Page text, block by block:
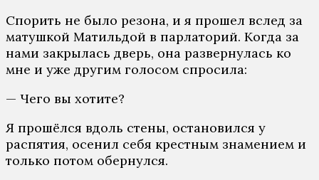
Спорить не было резона, и я прошел вслед за
матушкой Матильдой в парлаторий. Когда за
нами закрылась дверь, она развернулась ко
мне и уже другим голосом спросила:
— Чего вы хотите?
Я прошёлся вдоль стены, остановился у
распятия, осенил себя крестным знамением и
только потом обернулся.